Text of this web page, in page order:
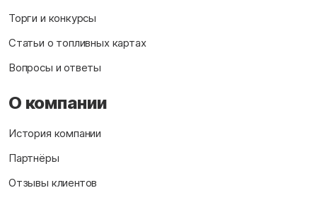
Торги и конкурсы
Статьи о топливных картах
Вопросы и ответы
О компании
История компании
Партнёры
Отзывы клиентов